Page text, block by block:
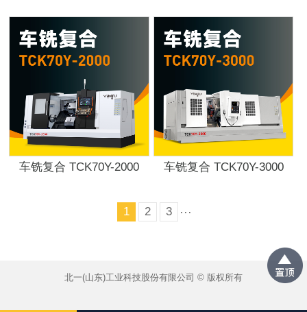
车铣复合 TCK70Y-2000 车铣复合 TCK70Y-3000
1 2 3 ···
北一(山东)工业科技股份有限公司 © 版权所有